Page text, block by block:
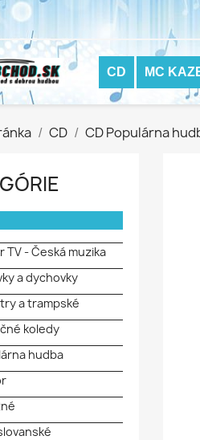
CD MC
CD CD Populárna
TV - Česká muzika
a dychovky
a trampské
koledy
hudba